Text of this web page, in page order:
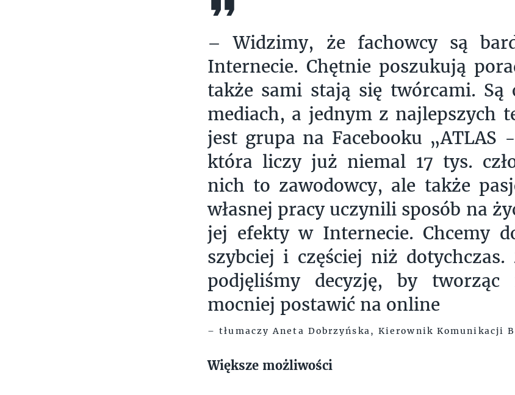
– Widzimy, że fachowcy są
Internecie. Chętnie poszukują
także sami stają się twórcami. Są
mediach, a jednym z najlepszych
jest grupa na Facebooku „ATLAS
która liczy już niemal 17 tys.
nich to zawodowcy, ale także
własnej pracy uczynili sposób na
jej efekty w Internecie. Chcemy
szybciej i częściej niż
podjęliśmy decyzję, by tworząc
mocniej postawić na online
– tłumaczy Aneta Dobrzyńska, Kierownik Komunikacji
Większe możliwości